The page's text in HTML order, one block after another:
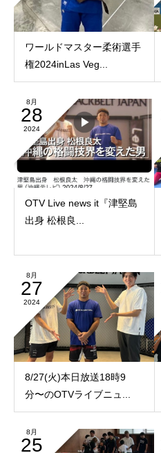
ワールドマスター柔術選手
権2024inLas Veg...
8月
28
2024
OTV Live news it『津堅島
出身 松根良...
8月
27
2024
8/27(火)本日放送18時9
分〜のOTVライブニュ...
8月
25